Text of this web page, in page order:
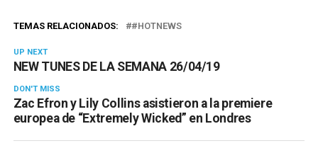
TEMAS RELACIONADOS: #HOTNEWS
UP NEXT
NEW TUNES DE LA SEMANA 26/04/19
DON'T MISS
Zac Efron y Lily Collins asistieron a la premiere
europea de “Extremely Wicked” en Londres